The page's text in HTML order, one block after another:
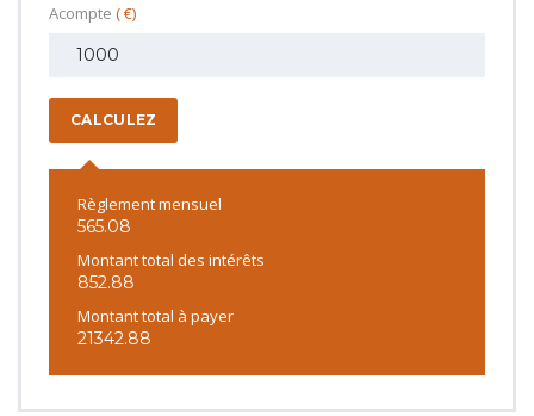
Acompte ( €)
CALCULEZ
Règlement mensuel
565.08
Montant total des intérêts
852.88
Montant total à payer
21342.88